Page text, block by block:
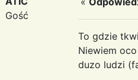
Gość
To gdzie
Niewiem
duzo ludzi